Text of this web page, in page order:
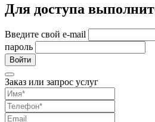
Для доступа
Введите свой e-mail
пароль
Войти
Заказ или запрос услуг